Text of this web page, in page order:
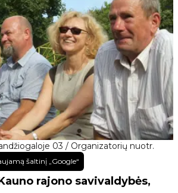
03 / Organizatorių nuotr.
šaltinį „Google“
rajono savivaldybės,